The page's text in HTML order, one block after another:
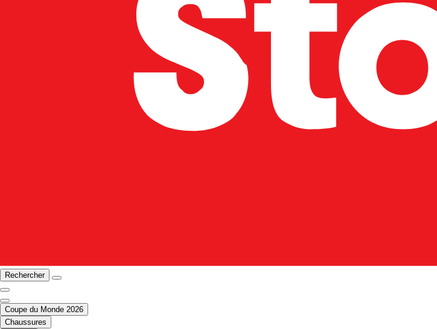
Rechercher
Coupe du Monde 2026
Chaussures